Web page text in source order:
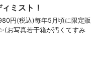
ミスト！
円(税込)毎年5月頃に限定販
お写真若干箱が汚くてすみ